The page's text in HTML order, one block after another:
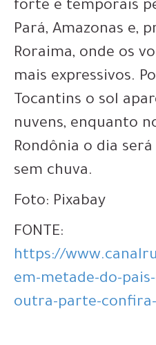
forte e temporais
Pará, Amazonas e,
Roraima, onde os
mais expressivos.
Tocantins o sol
nuvens, enquanto
Rondônia o dia
sem chuva.
Foto: Pixabay
FONTE:
https://
em-metade-do-
outra-parte-